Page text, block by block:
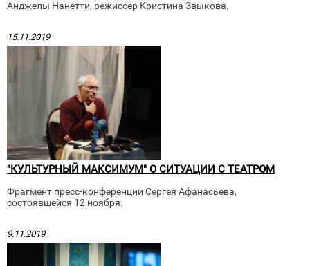
Анджелы Нанетти, режиссер Кристина Звыкова.
15.11.2019
"КУЛЬТУРНЫЙ МАКСИМУМ" О СИТУАЦИИ С ТЕАТРОМ
Фрагмент пресс-конференции Сергея Афанасьева,
состоявшейся 12 ноября.
9.11.2019